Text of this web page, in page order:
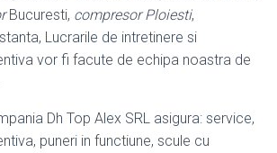
Bucuresti, compresor Ploiesti,
Lucrarile de intretinere si
vor fi facute de echipa noastra de
Dh Top Alex SRL asigura: service,
puneri in functiune, scule cu